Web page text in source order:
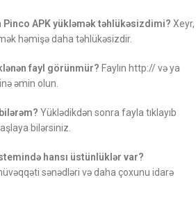
Pinco APK yükləmək təhlükəsizdimi? Xeyr,
həmişə daha təhlükəsizdir.
fayl görünmür? Faylın http:// və ya
əmin olun.
Yüklədikdən sonra fayla tıklayıb
bilərsiniz.
hansı üstünlüklər var?
sənədləri və daha çoxunu idarə